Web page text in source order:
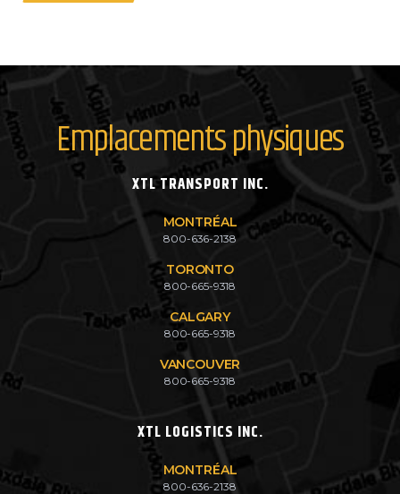
Emplacements physiques
XTL TRANSPORT INC.
MONTRÉAL
800-636-2138
TORONTO
800-665-9318
CALGARY
800-665-9318
VANCOUVER
800-665-9318
XTL LOGISTICS INC.
MONTRÉAL
800-636-2138